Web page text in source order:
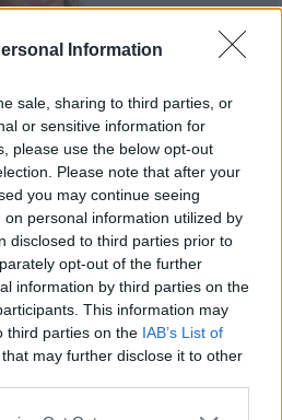
Information
sale, sharing to third parties, or
or sensitive information for
please use the below opt-out
Please note that after your
you may continue seeing
personal information utilized by
disclosed to third parties prior to
opt-out of the further
information by third parties on the
This information may
third parties on the IAB’s List of
that may further disclose it to other
14:31
έκανε πρεμιέρα:
είναι εδώ,
ξεκίνησε η εκπομπή
η οποία επιστρέφει